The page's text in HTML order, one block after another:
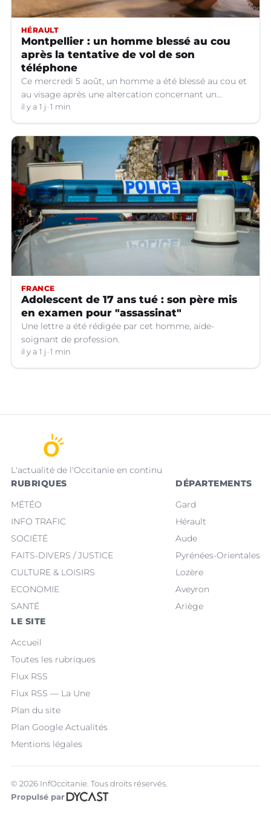
HÉRAULT
Montpellier : un homme blessé au cou
après la tentative de vol de son
téléphone
Ce mercredi 5 août, un homme a été blessé au cou et
au visage après une altercation concernant un
téléphone portable à Montpellier (Hérault).
il y a 1 j 1 min
FRANCE
Adolescent de 17 ans tué : son père mis
en examen pour "assassinat"
Une lettre a été rédigée par cet homme, aide-
soignant de profession.
il y a 1 j 1 min
L'actualité de l'Occitanie en continu
RUBRIQUES
MÉTÉO
INFO TRAFIC
SOCIÉTÉ
FAITS-DIVERS / JUSTICE
CULTURE & LOISIRS
ECONOMIE
SANTÉ
DÉPARTEMENTS
Gard
Hérault
Aude
Pyrénées-Orientales
Lozère
Aveyron
Ariège
LE SITE
Accueil
Toutes les rubriques
Flux RSS
Flux RSS — La Une
Plan du site
Plan Google Actualités
Mentions légales
© 2026 InfOccitanie. Tous droits réservés.
Propulsé par